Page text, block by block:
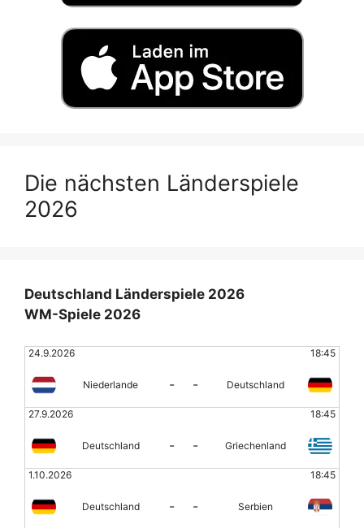
Die nächsten Länderspiele
2026
Deutschland Länderspiele 2026
WM-Spiele 2026
24.9.2026 18:45
Niederlande - - Deutschland
27.9.2026 18:45
Deutschland - - Griechenland
1.10.2026 18:45
Deutschland - - Serbien